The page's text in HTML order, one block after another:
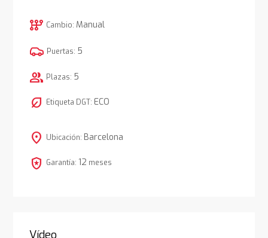
auto_transmission Cambio: Manual
Puertas: 5
group Plazas: 5
nest_eco_leaf Etiqueta DGT: ECO
location_on Ubicación: Barcelona
local_police Garantía: 12 meses
Vídeo